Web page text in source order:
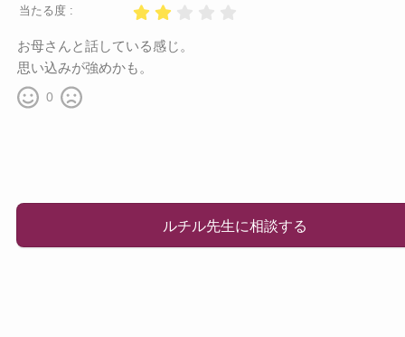
当たる度 :
お母さんと話している感じ。
思い込みが強めかも。
0
ルチル先生に相談する